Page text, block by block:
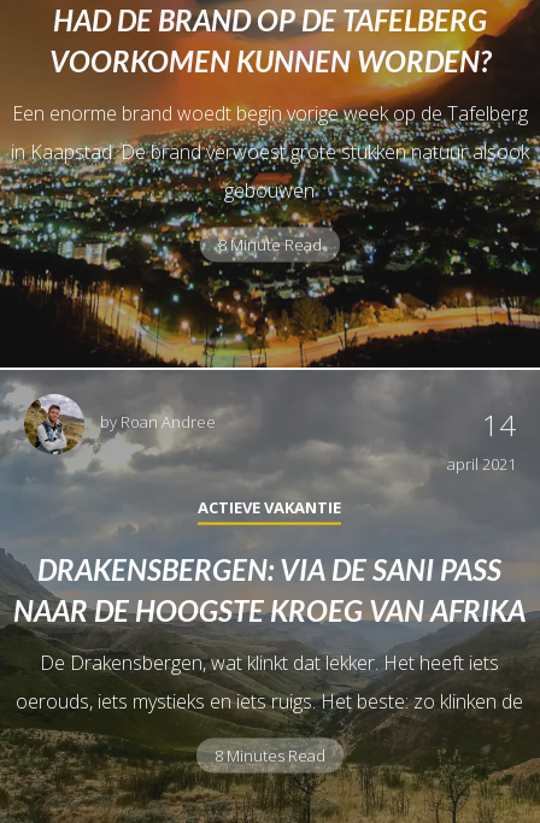
HAD DE BRAND OP DE TAFELBERG
VOORKOMEN KUNNEN WORDEN?
Een enorme brand woedt begin vorige week op de Tafelberg
in Kaapstad. De brand verwoest grote stukken natuur alsook
gebouwen
8 Minute Read
by Roan Andree 14
april 2021
ACTIEVE VAKANTIE
DRAKENSBERGEN: VIA DE SANI PASS
NAAR DE HOOGSTE KROEG VAN AFRIKA
De Drakensbergen, wat klinkt dat lekker. Het heeft iets
oerouds, iets mystieks en iets ruigs. Het beste: zo klinken de
8 Minutes Read